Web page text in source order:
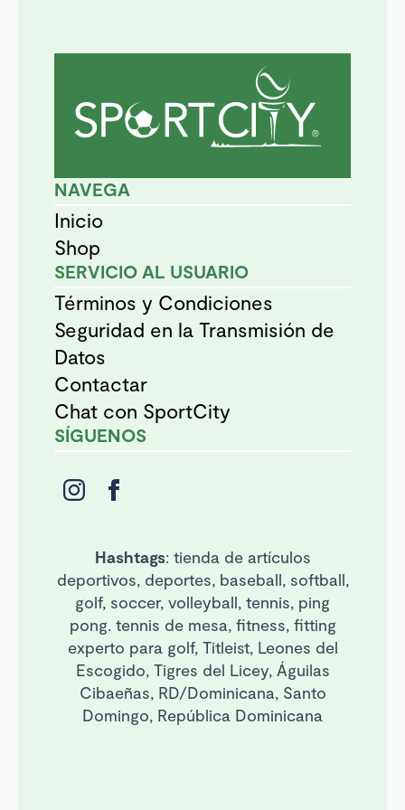
NAVEGA
Inicio
Shop
SERVICIO AL USUARIO
Términos y Condiciones
Seguridad en la Transmisión de
Datos
Contactar
Chat con SportCity
SÍGUENOS
Hashtags: tienda de artículos
deportivos, deportes, baseball, softball,
golf, soccer, volleyball, tennis, ping
pong. tennis de mesa, fitness, fitting
experto para golf, Titleist, Leones del
Escogido, Tigres del Licey, Águilas
Cibaeñas, RD/Dominicana, Santo
Domingo, República Dominicana